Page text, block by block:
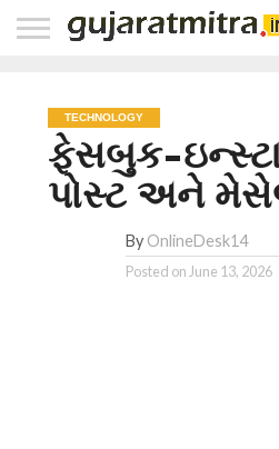
TECHNOLOGY
ફેસબુક-
પોસ્ટ અને
By OnlineDesk14
Posted on June 13, 2026